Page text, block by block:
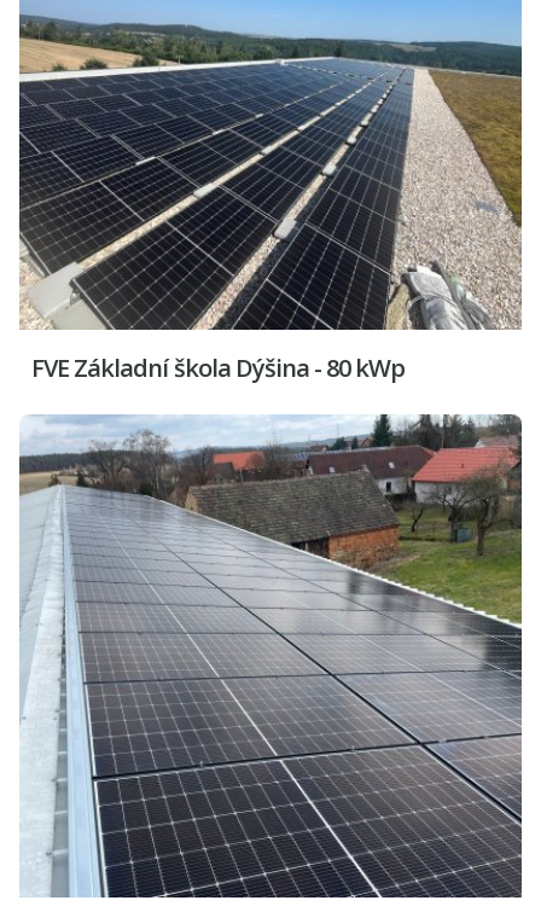
FVE Základní škola Dýšina - 80 kWp